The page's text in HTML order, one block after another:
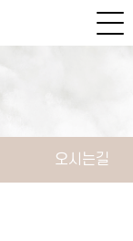
오시는길